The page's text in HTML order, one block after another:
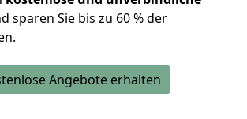
sparen Sie bis zu 60 % der
Angebote erhalten